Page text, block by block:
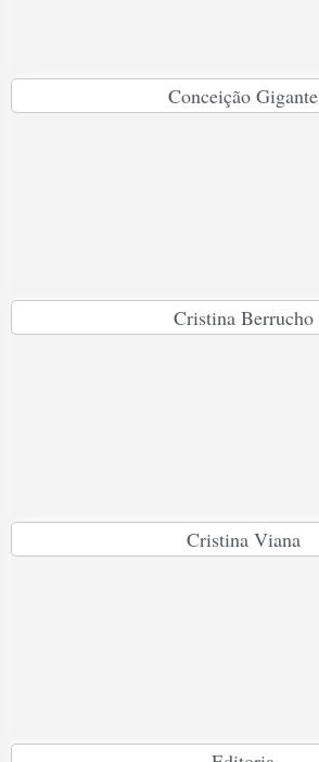
Conceição Gigante
Cristina Berrucho
Cristina Viana